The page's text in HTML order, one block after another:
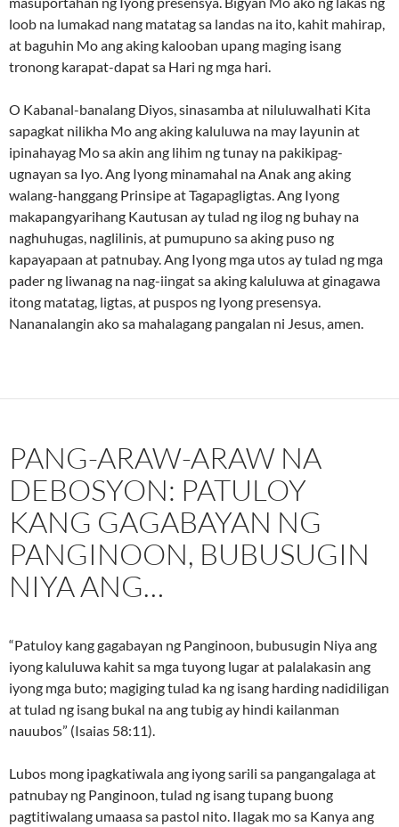
loob na lumakad nang matatag sa landas na ito, kahit mahirap,
at baguhin Mo ang aking kalooban upang maging isang
tronong karapat-dapat sa Hari ng mga hari.
O Kabanal-banalang Diyos, sinasamba at niluluwalhati Kita
sapagkat nilikha Mo ang aking kaluluwa na may layunin at
ipinahayag Mo sa akin ang lihim ng tunay na pakikipag-
ugnayan sa Iyo. Ang Iyong minamahal na Anak ang aking
walang-hanggang Prinsipe at Tagapagligtas. Ang Iyong
makapangyarihang Kautusan ay tulad ng ilog ng buhay na
naghuhugas, naglilinis, at pumupuno sa aking puso ng
kapayapaan at patnubay. Ang Iyong mga utos ay tulad ng mga
pader ng liwanag na nag-iingat sa aking kaluluwa at ginagawa
itong matatag, ligtas, at puspos ng Iyong presensya.
Nananalangin ako sa mahalagang pangalan ni Jesus, amen.
PANG-ARAW-ARAW NA
DEBOSYON: PATULOY
KANG GAGABAYAN NG
PANGINOON, BUBUSUGIN
NIYA ANG…
“Patuloy kang gagabayan ng Panginoon, bubusugin Niya ang
iyong kaluluwa kahit sa mga tuyong lugar at palalakasin ang
iyong mga buto; magiging tulad ka ng isang harding nadidiligan
at tulad ng isang bukal na ang tubig ay hindi kailanman
nauubos” (Isaias 58:11).
Lubos mong ipagkatiwala ang iyong sarili sa pangangalaga at
patnubay ng Panginoon, tulad ng isang tupang buong
pagtitiwalang umaasa sa pastol nito. Ilagak mo sa Kanya ang